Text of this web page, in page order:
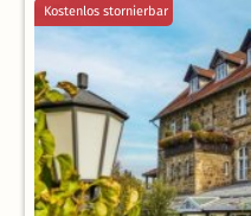
Kostenlos stornierbar